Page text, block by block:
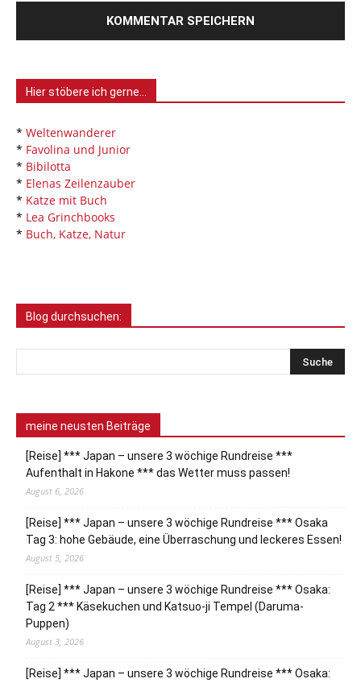
Hier stöbere ich gerne…
* Weltenwanderer
* Favolina und Junior
* Bibilotta
* Elenas Zeilenzauber
* Katze mit Buch
* Lea Grinchbooks
* Buch, Katze, Natur
Blog durchsuchen:
meine neusten Beiträge
[Reise] *** Japan – unsere 3 wöchige Rundreise ***
Aufenthalt in Hakone *** das Wetter muss passen!
August 6, 2026
[Reise] *** Japan – unsere 3 wöchige Rundreise *** Osaka
Tag 3: hohe Gebäude, eine Überraschung und leckeres Essen!
August 5, 2026
[Reise] *** Japan – unsere 3 wöchige Rundreise *** Osaka:
Tag 2 *** Käsekuchen und Katsuo-ji Tempel (Daruma-
Puppen)
August 3, 2026
[Reise] *** Japan – unsere 3 wöchige Rundreise *** Osaka: